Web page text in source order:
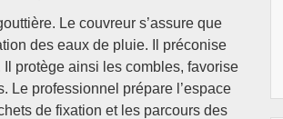
Le couvreur s’assure que
des eaux de pluie. Il préconise
Il protège ainsi les combles, favorise
Le professionnel prépare l’espace
de fixation et les parcours des